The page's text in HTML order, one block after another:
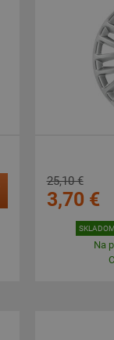
25,10 €
3,70 €
SKLADOM
Na